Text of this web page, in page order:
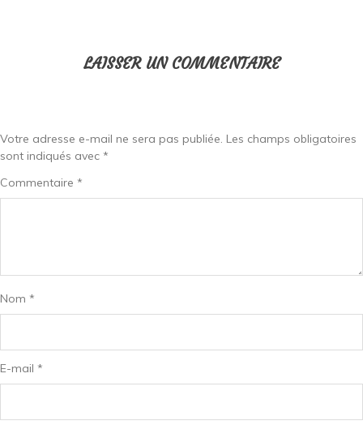
LAISSER UN COMMENTAIRE
Votre adresse e-mail ne sera pas publiée. Les champs obligatoires
sont indiqués avec *
Commentaire *
Nom *
E-mail *